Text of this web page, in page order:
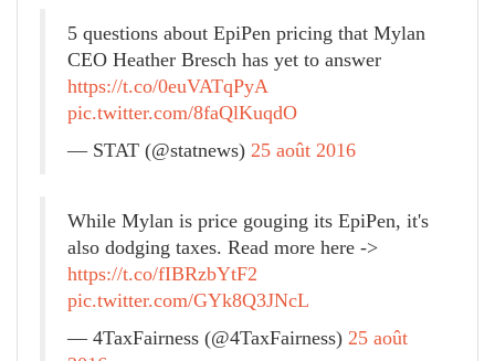
5 questions about EpiPen pricing that Mylan
CEO Heather Bresch has yet to answer
https://t.co/0euVATqPyA
pic.twitter.com/8faQlKuqdO
— STAT (@statnews) 25 août 2016
While Mylan is price gouging its EpiPen, it's
also dodging taxes. Read more here ->
https://t.co/fIBRzbYtF2
pic.twitter.com/GYk8Q3JNcL
— 4TaxFairness (@4TaxFairness) 25 août